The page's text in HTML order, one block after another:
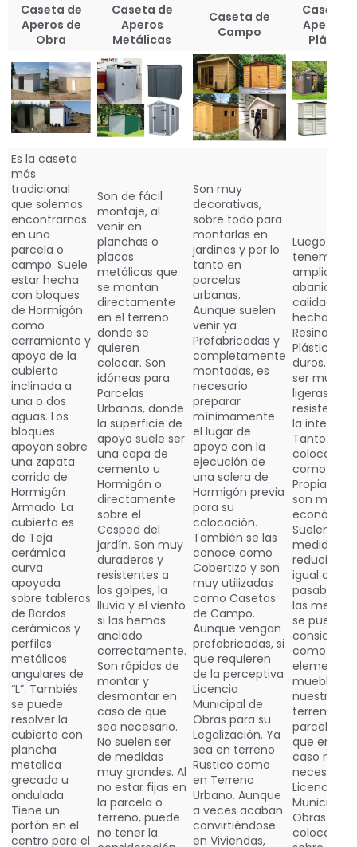
Caseta de
Aperos de
Obra
Caseta de
Aperos
Metálicas
Caseta de
Campo
Caseta
Aperos
Plástico
Es la caseta
más
tradicional
que solemos
encontrarnos
en una
parcela o
campo. Suele
estar hecha
con bloques
de Hormigón
como
cerramiento y
apoyo de la
cubierta
inclinada a
una o dos
aguas. Los
bloques
apoyan sobre
una zapata
corrida de
Hormigón
Armado. La
cubierta es
de Teja
cerámica
curva
apoyada
sobre tableros
de Bardos
cerámicos y
perfiles
metálicos
angulares de
“L”. Tambiés
se puede
resolver la
cubierta con
plancha
metalica
grecada u
ondulada
Tiene un
portón en el
centro para el
Son de fácil
montaje, al
venir en
planchas o
placas
metálicas que
se montan
directamente
en el terreno
donde se
quieren
colocar. Son
idóneas para
Parcelas
Urbanas, donde
la superficie de
apoyo suele ser
una capa de
cemento u
Hormigón o
directamente
sobre el
Cesped del
jardín. Son muy
duraderas y
resistentes a
los golpes, la
lluvia y el viento
si las hemos
anclado
correctamente.
Son rápidas de
montar y
desmontar en
caso de que
sea necesario.
No suelen ser
de medidas
muy grandes. Al
no estar fijas en
la parcela o
terreno, puede
no tener la
Son muy
decorativas,
sobre todo para
montarlas en
jardines y por lo
tanto en
parcelas
urbanas.
Aunque suelen
venir ya
Prefabricadas y
completamente
montadas, es
necesario
preparar
mínimamente
el lugar de
apoyo con la
ejecución de
una solera de
Hormigón previa
para su
colocación.
También se las
conoce como
Cobertizo y son
muy utilizadas
como Casetas
de Campo.
Aunque vengan
prefabricadas, si
que requieren
de la perceptiva
Licencia
Municipal de
Obras para su
Legalización. Ya
sea en terreno
Rustico como
en Terreno
Urbano. Aunque
a veces acaban
convirtiéndose
en Viviendas,
Luego
tenemos
amplio
abanico y
calidades
hechas
Resinas o
Plásticos
duros.
ser muy
ligeras pero
resistentes
la
Tanto la
colocación
como la
Propia
son muy
Suelen ser
medidas
reducidas.
igual que
pasaba
las
se pueden
considerar
como un
elemento
mueble de
nuestro
terreno o
parcela,
que en
caso no
necesaria
Licencia
Municipal
Obras si la
colocamos